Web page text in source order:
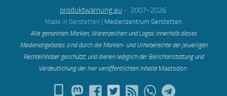
produktwarnung.eu - 2007-2026
Made in Gerstetten | Medienzentrum Gerstetten
Alle genannten Marken, Warenzeichen und Logos innerhalb dieses
Medienangebotes sind durch die Marken- und Urheberechte der jeweiligen
Rechteinhaber geschützt, und dienen lediglich der Berichterstattung und
Verdeutlichung der hier veröffentlichten Inhalte Mastodon